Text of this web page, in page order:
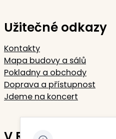
Užitečné odkazy
Kontakty
Mapa budovy a sálů
Pokladny a obchody
Doprava a přístupnost
Jdeme na koncert